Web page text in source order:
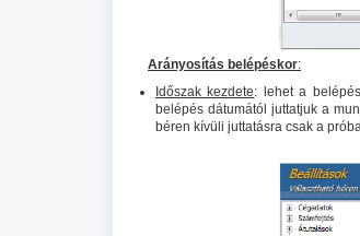
Arányosítás belépéskor:
Időszak kezdete: lehet a
belépés dátumától juttatjuk a
béren kívüli juttatásra csak a